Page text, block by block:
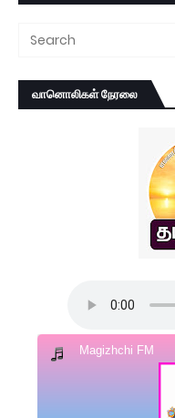
வானொலிகள் நேரலை